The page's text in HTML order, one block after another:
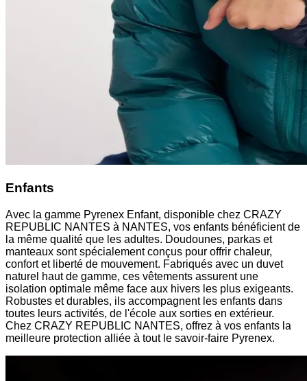
Enfants
Avec la gamme Pyrenex Enfant, disponible chez CRAZY
REPUBLIC NANTES à NANTES, vos enfants bénéficient de
la même qualité que les adultes. Doudounes, parkas et
manteaux sont spécialement conçus pour offrir chaleur,
confort et liberté de mouvement. Fabriqués avec un duvet
naturel haut de gamme, ces vêtements assurent une
isolation optimale même face aux hivers les plus exigeants.
Robustes et durables, ils accompagnent les enfants dans
toutes leurs activités, de l'école aux sorties en extérieur.
Chez CRAZY REPUBLIC NANTES, offrez à vos enfants la
meilleure protection alliée à tout le savoir-faire Pyrenex.